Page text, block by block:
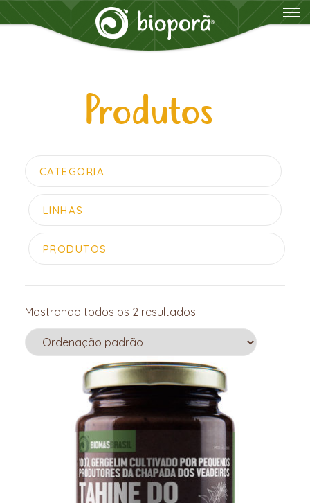
Produtos
Mostrando todos os 2 resultados